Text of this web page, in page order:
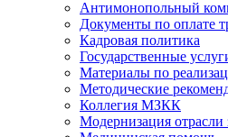
Антимонопольный
Документы по оплате
Кадровая политика
Государственные
Материалы по
Методические
Коллегия МЗКК
Модернизация отрасли